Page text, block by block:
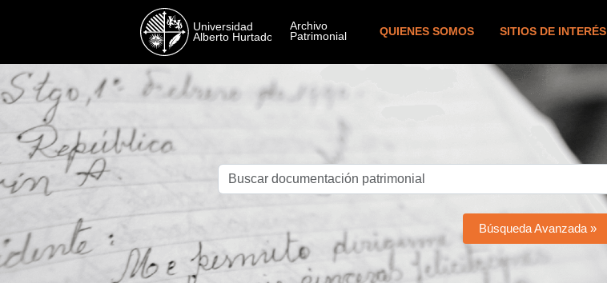
QUIENES SOMOS SITIOS DE INTERÉS
Búsqueda Avanzada »